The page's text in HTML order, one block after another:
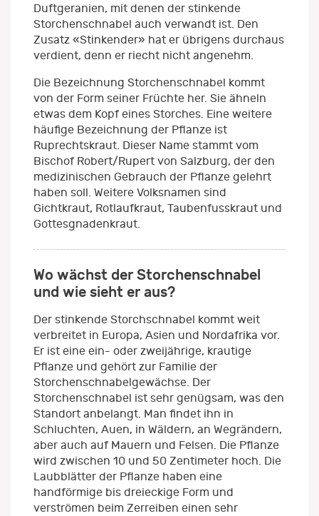
Duftgeranien, mit denen der stinkende
Storchenschnabel auch verwandt ist. Den
Zusatz «Stinkender» hat er übrigens durchaus
verdient, denn er riecht nicht angenehm.
Die Bezeichnung Storchenschnabel kommt
von der Form seiner Früchte her. Sie ähneln
etwas dem Kopf eines Storches. Eine weitere
häufige Bezeichnung der Pflanze ist
Ruprechtskraut. Dieser Name stammt vom
Bischof Robert/Rupert von Salzburg, der den
medizinischen Gebrauch der Pflanze gelehrt
haben soll. Weitere Volksnamen sind
Gichtkraut, Rotlaufkraut, Taubenfusskraut und
Gottesgnadenkraut.
Wo wächst der Storchenschnabel
und wie sieht er aus?
Der stinkende Storchschnabel kommt weit
verbreitet in Europa, Asien und Nordafrika vor.
Er ist eine ein- oder zweijährige, krautige
Pflanze und gehört zur Familie der
Storchenschnabelgewächse. Der
Storchenschnabel ist sehr genügsam, was den
Standort anbelangt. Man findet ihn in
Schluchten, Auen, in Wäldern, an Wegrändern,
aber auch auf Mauern und Felsen. Die Pflanze
wird zwischen 10 und 50 Zentimeter hoch. Die
Laubblätter der Pflanze haben eine
handförmige bis dreieckige Form und
verströmen beim Zerreiben einen sehr